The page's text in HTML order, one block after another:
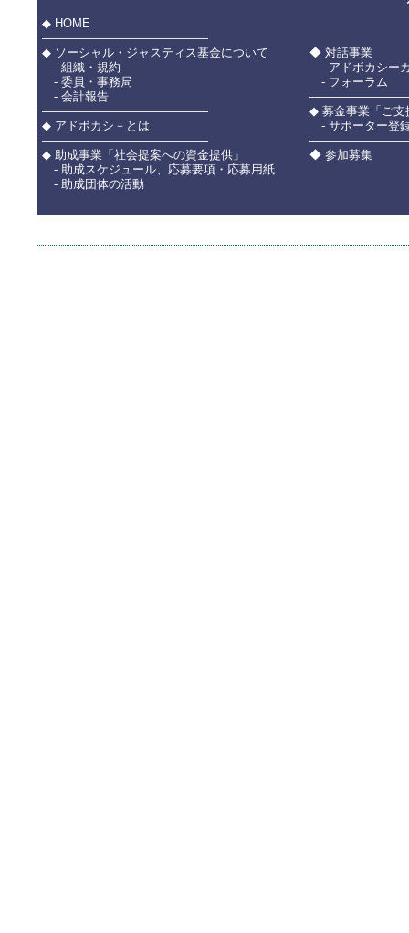
◆ HOME
――――――――――――――
◆ ソーシャル・ジャスティス基金について
- 組織・規約
- 委員・事務局
- 会計報告
――――――――――――――
◆ アドボカシ－とは
――――――――――――――
◆ 助成事業「社会提案への資金提供」
- 助成スケジュール、応募要項・応募用紙
- 助成団体の活動
◆ 対話事業
- アドボカシー
- フォーラム
◆ 募金事業「ご支
- サポーター登
◆ 参加募集